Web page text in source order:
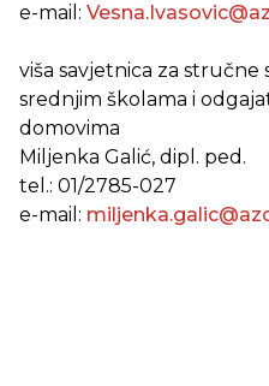
e-mail:
viša savjetnica za
srednjim školama i
domovima
Miljenka Galić, dipl. ped.
tel.: 01/2785-027
e-mail: